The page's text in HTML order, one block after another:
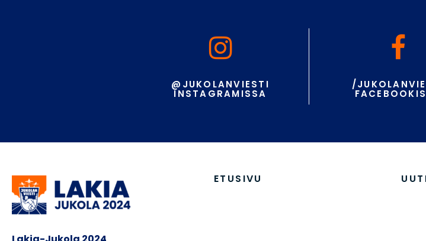
@JUKOLANVIESTI
INSTAGRAMISSA
/
ETUSIVU